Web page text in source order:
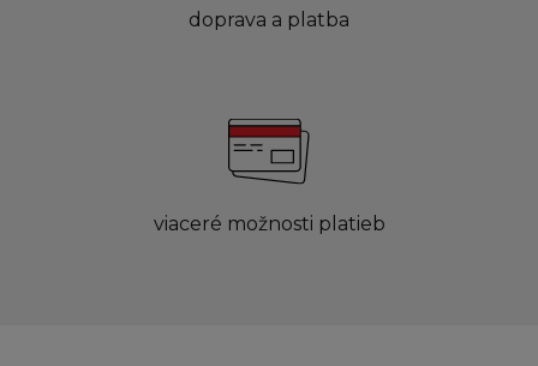
doprava a platba
viaceré možnosti platieb